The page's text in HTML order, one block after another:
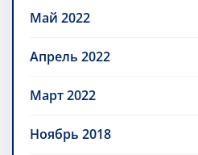
Май 2022
Апрель 2022
Март 2022
Ноябрь 2018